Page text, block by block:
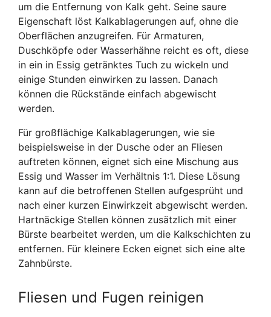
um die Entfernung von Kalk geht. Seine saure
Eigenschaft löst Kalkablagerungen auf, ohne die
Oberflächen anzugreifen. Für Armaturen,
Duschköpfe oder Wasserhähne reicht es oft, diese
in ein in Essig getränktes Tuch zu wickeln und
einige Stunden einwirken zu lassen. Danach
können die Rückstände einfach abgewischt
werden.
Für großflächige Kalkablagerungen, wie sie
beispielsweise in der Dusche oder an Fliesen
auftreten können, eignet sich eine Mischung aus
Essig und Wasser im Verhältnis 1:1. Diese Lösung
kann auf die betroffenen Stellen aufgesprüht und
nach einer kurzen Einwirkzeit abgewischt werden.
Hartnäckige Stellen können zusätzlich mit einer
Bürste bearbeitet werden, um die Kalkschichten zu
entfernen. Für kleinere Ecken eignet sich eine alte
Zahnbürste.
Fliesen und Fugen reinigen